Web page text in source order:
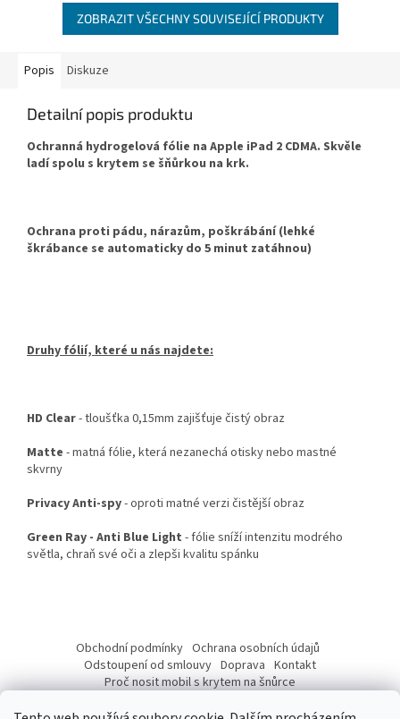
ZOBRAZIT VŠECHNY SOUVISEJÍCÍ PRODUKTY
Popis Diskuze
Detailní popis produktu
Ochranná hydrogelová fólie na Apple iPad 2 CDMA. Skvěle
ladí spolu s krytem se šňůrkou na krk.
Ochrana proti pádu, nárazům, poškrábání (lehké
škrábance se automaticky do 5 minut zatáhnou)
Druhy fólií, které u nás najdete:
HD Clear- tloušťka 0,15mm zajišťuje čistý obraz
Matte - matná fólie, která nezanechá otisky nebo mastné
skvrny
Privacy Anti-spy- oproti matné verzi čistější obraz
Green Ray - Anti Blue Light - fólie sníží intenzitu modrého
světla, chraň své oči a zlepši kvalitu spánku
a
Obchodní podmínky Ochrana osobních údajů
Odstoupení od smlouvy Doprava Kontakt
Proč nosit mobil s krytem na šnůrce